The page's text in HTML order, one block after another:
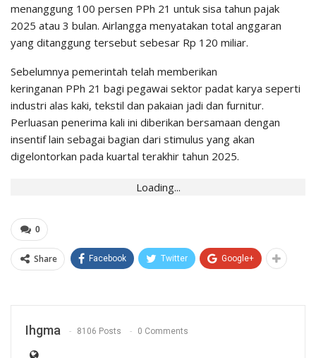
menanggung 100 persen PPh 21 untuk sisa tahun pajak
2025 atau 3 bulan. Airlangga menyatakan total anggaran
yang ditanggung tersebut sebesar Rp 120 miliar.
Sebelumnya pemerintah telah memberikan
keringanan PPh 21 bagi pegawai sektor padat karya seperti
industri alas kaki, tekstil dan pakaian jadi dan furnitur.
Perluasan penerima kali ini diberikan bersamaan dengan
insentif lain sebagai bagian dari stimulus yang akan
digelontorkan pada kuartal terakhir tahun 2025.
Loading...
0
Share Facebook Twitter Google+
Ihgma 8106 Posts 0 Comments